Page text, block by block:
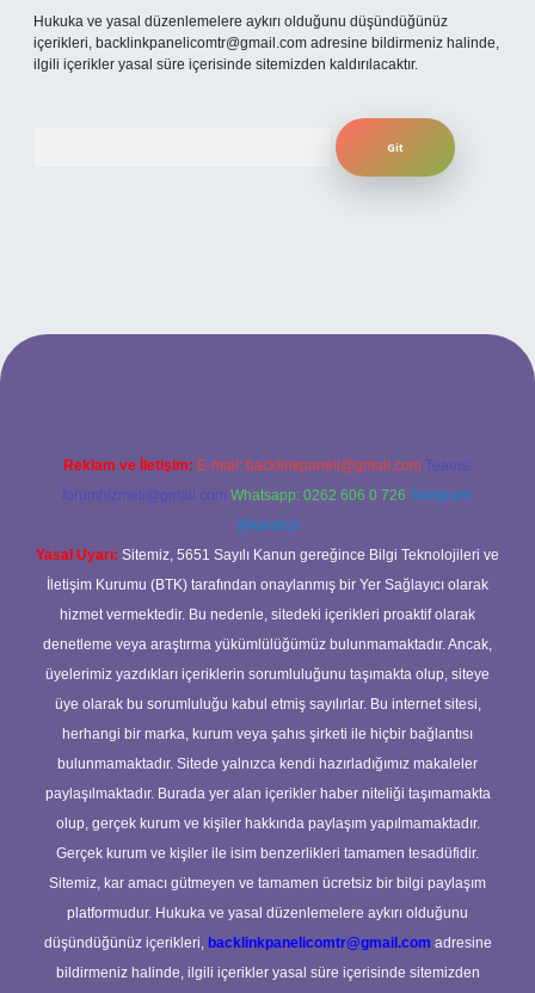
Hukuka ve yasal düzenlemelere aykırı olduğunu düşündüğünüz
içerikleri, backlinkpanelicomtr@gmail.com adresine bildirmeniz halinde,
ilgili içerikler yasal süre içerisinde sitemizden kaldırılacaktır.
Reklam ve İletişim: E-mail: backlinkpaneli@gmail.com Teams:
forumhizmeti@gmail.com Whatsapp: 0262 606 0 726 Telegram:
@karabul
Yasal Uyarı: Sitemiz, 5651 Sayılı Kanun gereğince Bilgi Teknolojileri ve
İletişim Kurumu (BTK) tarafından onaylanmış bir Yer Sağlayıcı olarak
hizmet vermektedir. Bu nedenle, sitedeki içerikleri proaktif olarak
denetleme veya araştırma yükümlülüğümüz bulunmamaktadır. Ancak,
üyelerimiz yazdıkları içeriklerin sorumluluğunu taşımakta olup, siteye
üye olarak bu sorumluluğu kabul etmiş sayılırlar. Bu internet sitesi,
herhangi bir marka, kurum veya şahıs şirketi ile hiçbir bağlantısı
bulunmamaktadır. Sitede yalnızca kendi hazırladığımız makaleler
paylaşılmaktadır. Burada yer alan içerikler haber niteliği taşımamakta
olup, gerçek kurum ve kişiler hakkında paylaşım yapılmamaktadır.
Gerçek kurum ve kişiler ile isim benzerlikleri tamamen tesadüfidir.
Sitemiz, kar amacı gütmeyen ve tamamen ücretsiz bir bilgi paylaşım
platformudur. Hukuka ve yasal düzenlemelere aykırı olduğunu
düşündüğünüz içerikleri, backlinkpanelicomtr@gmail.com adresine
bildirmeniz halinde, ilgili içerikler yasal süre içerisinde sitemizden